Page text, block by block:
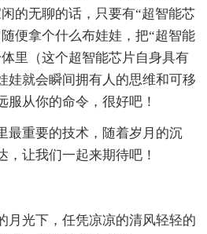
的无聊的话，只要有“超智能芯
便拿个什么布娃娃，把“超智能
里（这个超智能芯片自身具有
娃就会瞬间拥有人的思维和可移
服从你的命令，很好吧！
最重要的技术，随着岁月的沉
，让我们一起来期待吧！
月光下，任凭凉凉的清风轻轻的